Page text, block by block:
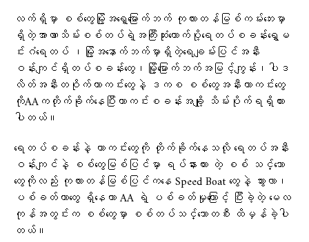
လက်ရှိမှာ စစ်တွေမြို့အရှေ့မြောက်ဘက် ကုလားတန်မြစ်ကမ်းဘေးမှာ
ရှိတဲ့အာဏာသိမ်းစစ်တပ်ရဲ့အကြီးဆုံးထောက်ပို့ရေတပ်စခန်းရွှေမ
င်းဂံရေတပ် ၊မြို့အနောက်ဘက်မှာရှိတဲ့ရေချမ်းပြင်အနီး
ဝန်းကျင်ရှိတပ်စခန်းတွေ၊မြို့မြောက်ဘက်အမြင့်ကျွန်း၊ပါဒ
လိတ်အနီးတဝိုက်ကာကင်းတွေနဲ့ ဒကစ စစ်တွေအနီးကာကင်းတွေ
ကိုAAကတိုက်ခိုက်နေပြီးကာကင်းစခန်းအချို့ သိမ်းပိုက်ရရှိထား
ပါတယ်။
ရေတပ်စခန်းနဲ့ ကာကင်းတွေကို တိုက်ခိုက်နေသလို ရေတပ်အနီး
ဝန်းကျင်နဲ့ စစ်တွေမြစ်ပြင်မှာ ရပ်နားထား တဲ့ စစ် သင်္ဘော
တွေကိုလည်း ကုလားတန်မြစ်ပြင်ကနေ Speed Boat တွေနဲ့ သွားလာ၊
ပစ်ခတ်တာတွေ ရှိနေကာ AA ရဲ့ ပစ်ခတ်မှုကြောင့် ပြီးခဲ့တဲ့ မေလ
ကုန်အတွင်းက စစ်တွေမှာ စစ်တပ်သင်္ဘောတစီး ထိမှန်ခဲ့ပါ
တယ်။